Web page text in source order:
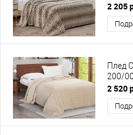
2 205
Плед
200/
2 520